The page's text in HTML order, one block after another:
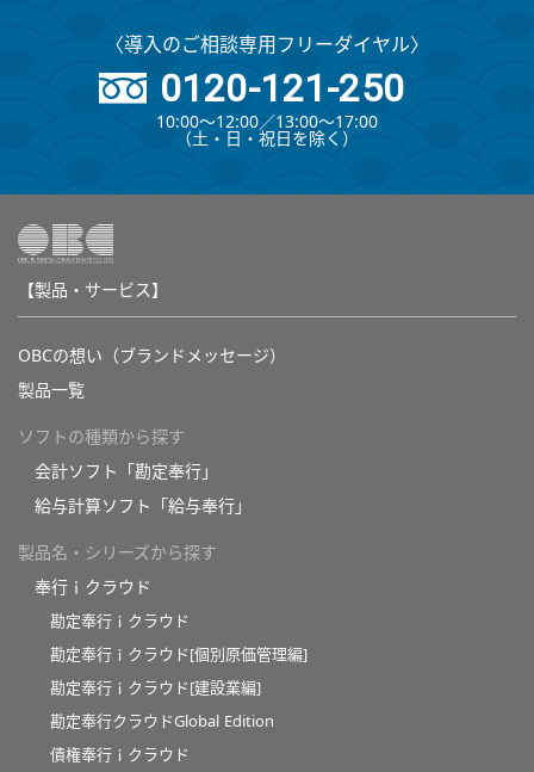
〈導入のご相談専用フリーダイヤル〉
0120-121-250
10:00～12:00∕13:00～17:00
（⼟・⽇・祝⽇を除く）
【製品・サービス】
OBCの想い（ブランドメッセージ）
製品一覧
ソフトの種類から探す
会計ソフト「勘定奉行」
給与計算ソフト「給与奉行」
製品名・シリーズから探す
奉行ｉクラウド
勘定奉行ｉクラウド
勘定奉行ｉクラウド[個別原価管理編]
勘定奉行ｉクラウド[建設業編]
勘定奉行クラウドGlobal Edition
債権奉行ｉクラウド